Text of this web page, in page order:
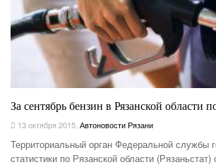
За сентябрь бензин в Рязанской области
13 октября 2015, Автоновости Рязани
Территориальный орган Федеральной службы
статистики по Рязанской области (Рязаньстат)